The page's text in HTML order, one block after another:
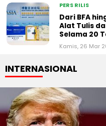
PERS RILIS
Dari BFA
Alat Tulis
Selama 20
Kamis, 26 Mar
INTERNASIONAL